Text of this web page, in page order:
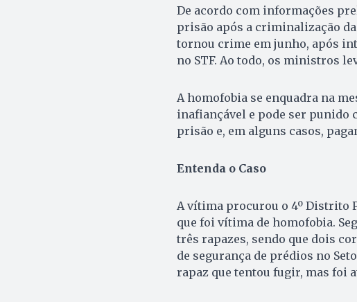
De acordo com informações
prisão após a criminalização
tornou crime em junho, após
no STF. Ao todo, os ministros
A homofobia se enquadra na
inafiançável e pode ser punido
prisão e, em alguns casos,
Entenda o Caso
A vítima procurou o 4º Distrito
que foi vítima de homofobia.
três rapazes, sendo que dois
de segurança de prédios no
rapaz que tentou fugir, mas foi